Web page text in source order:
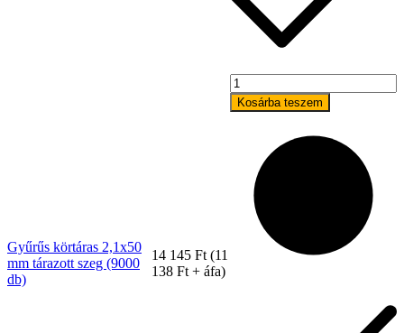
Gyűrűs körtáras 2,1x50
mm tárazott szeg (9000
db)
14 145 Ft (11
138 Ft + áfa)
Gyűrűs
körtáras
2,1x50
(9000
mennyiség
Kosárba teszem